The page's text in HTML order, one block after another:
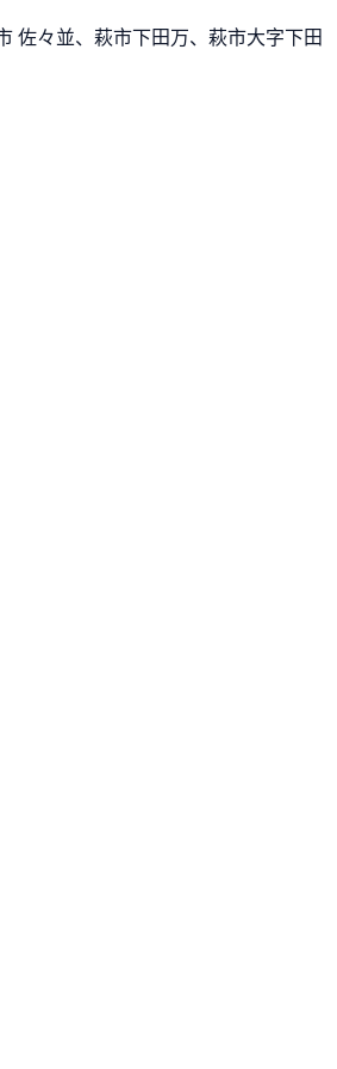
佐々並、萩市下田万、萩市大字下田